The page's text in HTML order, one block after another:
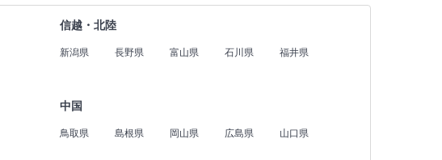
信越・北陸
新潟県 長野県 富山県 石川県 福井県
中国
鳥取県 島根県 岡山県 広島県 山口県